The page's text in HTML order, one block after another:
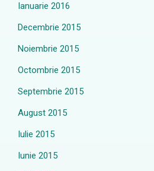
Ianuarie 2016
Decembrie 2015
Noiembrie 2015
Octombrie 2015
Septembrie 2015
August 2015
Iulie 2015
Iunie 2015